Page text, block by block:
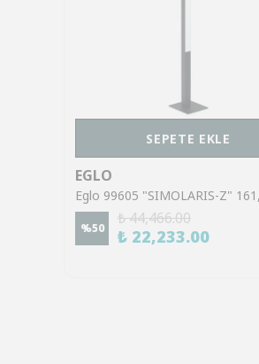
SEPETE EKLE
EGLO
%50
₺ 44,466.00
₺ 22,233.00